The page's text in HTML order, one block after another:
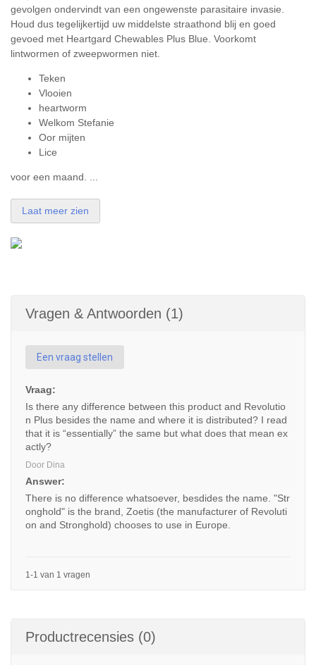
gevolgen ondervindt van een ongewenste parasitaire invasie.
Houd dus tegelijkertijd uw middelste straathond blij en goed
gevoed met Heartgard Chewables Plus Blue. Voorkomt
lintwormen of zweepwormen niet.
Teken
Vlooien
heartworm
Welkom Stefanie
Oor mijten
Lice
voor een maand. ...
Laat meer zien
Vragen & Antwoorden (1)
Een vraag stellen
Vraag:
Is there any difference between this product and Revolutio
n Plus besides the name and where it is distributed? I read
that it is “essentially” the same but what does that mean ex
actly?
Door Dina
Answer:
There is no difference whatsoever, besdides the name. "Str
onghold" is the brand, Zoetis (the manufacturer of Revoluti
on and Stronghold) chooses to use in Europe.
1-1 van 1 vragen
Productrecensies (0)